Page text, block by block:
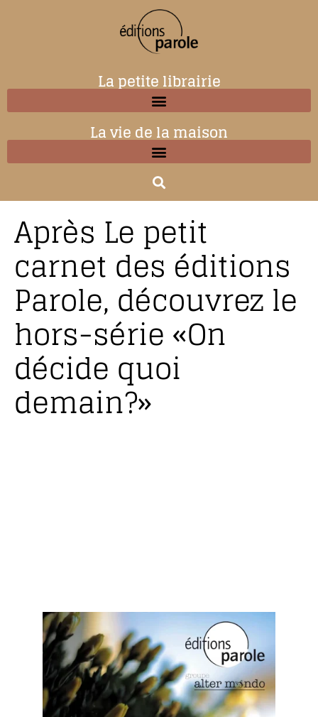
La petite librairie
La vie de la maison
Après Le petit
carnet des éditions
Parole, découvrez le
hors-série «On
décide quoi
demain?»